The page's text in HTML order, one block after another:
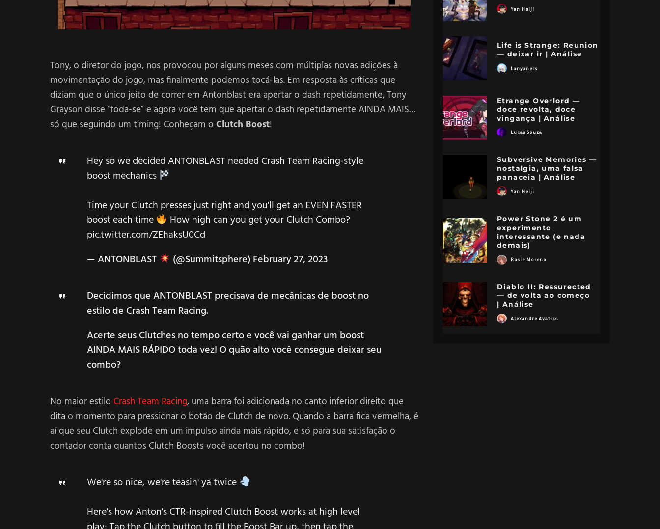
Tony, o diretor do jogo, nos provocou por alguns meses com múltiplas novas adições à
movimentação do jogo, mas finalmente podemos tocá-las. Em resposta às críticas que
diziam que o único jeito de correr em Antonblast era apertar o dash repetidamente, Tony
Grayson disse “foda-se” e agora você tem que apertar o dash repetidamente AINDA MAIS…
só que seguindo um timing! Conheçam o Clutch Boost!
Hey so we decided ANTONBLAST needed Crash Team Racing-style
boost mechanics
Time your Clutch presses just right and you'll get an EVEN FASTER
boost each time
How high can you get your Clutch Combo?
pic.twitter.com/ZEhaksU0Cd
— ANTONBLAST
(@Summitsphere) February 27, 2023
Decidimos que ANTONBLAST precisava de mecânicas de boost no
estilo de Crash Team Racing.
Acerte seus Clutches no tempo certo e você vai ganhar um boost
AINDA MAIS RÁPIDO toda vez! O quão alto você consegue deixar seu
combo?
No maior estilo Crash Team Racing, uma barra foi adicionada no canto inferior direito que
dita o momento para pressionar o botão de Clutch de novo. Quando a barra fica vermelha, é
aí que seu Clutch explode em um impulso ainda mais rápido, e só para sua satisfação o
contador conta quantos Clutch Boosts você acertou no combo!
We're so nice, we're teasin' ya twice
Here's how Anton's CTR-inspired Clutch Boost works at high level
Yan Heiji
Life is Strange: Reunion
— deixar ir | Análise
Lanyaners
Etrange Overlord —
doce revolta, doce
vingança | Análise
Lucas Souza
Subversive Memories —
nostalgia, uma falsa
panaceia | Análise
Yan Heiji
Power Stone 2 é um
experimento
interessante (e nada
demais)
Rosie Moreno
Diablo II: Ressurected
— de volta ao começo
| Análise
Alexandre Avatics